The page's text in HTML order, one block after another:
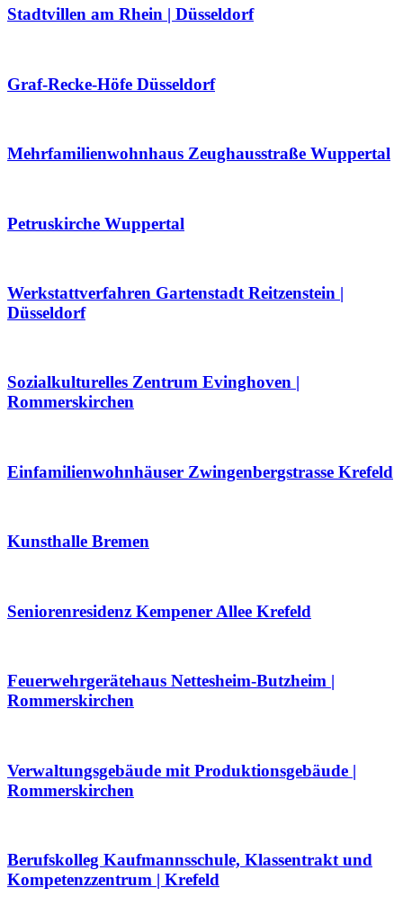
Stadtvillen am Rhein | Düsseldorf
Graf-Recke-Höfe Düsseldorf
Mehrfamilienwohnhaus Zeughausstraße Wuppertal
Petruskirche Wuppertal
Werkstattverfahren Gartenstadt Reitzenstein |
Düsseldorf
Sozialkulturelles Zentrum Evinghoven |
Rommerskirchen
Einfamilienwohnhäuser Zwingenbergstrasse Krefeld
Kunsthalle Bremen
Seniorenresidenz Kempener Allee Krefeld
Feuerwehrgerätehaus Nettesheim-Butzheim |
Rommerskirchen
Verwaltungsgebäude mit Produktionsgebäude |
Rommerskirchen
Berufskolleg Kaufmannsschule, Klassentrakt und
Kompetenzzentrum | Krefeld